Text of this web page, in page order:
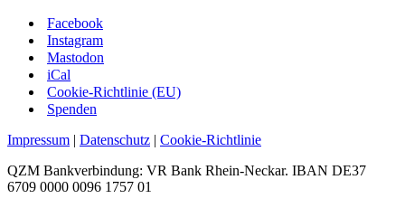
Facebook
Instagram
Mastodon
iCal
Cookie-Richtlinie (EU)
Spenden
Impressum | Datenschutz | Cookie-Richtlinie
QZM Bankverbindung: VR Bank Rhein-Neckar. IBAN DE37
6709 0000 0096 1757 01